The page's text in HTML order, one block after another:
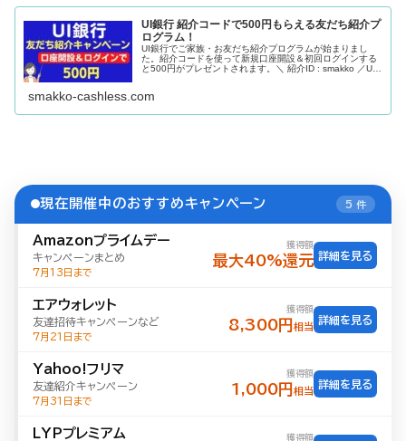
UI銀行 紹介コードで500円もらえる友だち紹介プ
ログラム！
UI銀行でご家族・お友だち紹介プログラムが始まりまし
た。紹介コードを使って新規口座開設＆初回ログインする
と500円がプレゼントされます。＼ 紹介ID : smakko ／UI
smakko-cashless.com
現在開催中のおすすめキャンペーン 5 件
Amazonプライムデー
キャンペーンまとめ
7月13日まで
獲得額
最大40%還元 詳細を見る
エアウォレット
友達招待キャンペーンなど
7月21日まで
獲得額
8,300円 相当
詳細を見る
Yahoo!フリマ
友達紹介キャンペーン
7月31日まで
獲得額
1,000円 相当
詳細を見る
LYPプレミアム 獲得額